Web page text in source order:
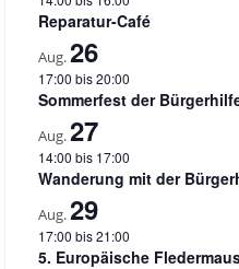
Reparatur-Café
Aug.26
17:00 bis20:00
Sommerfest der
Aug.27
14:00 bis 17:00
Wanderung mit der
Aug.29
17:00 bis21:00
5. Europäische